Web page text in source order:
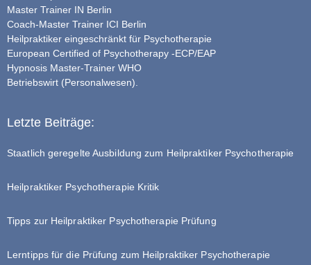
Master Trainer IN Berlin
Coach-Master Trainer ICI Berlin
Heilpraktiker eingeschränkt für Psychotherapie
European Certified of Psychotherapy -ECP/EAP
Hypnosis Master-Trainer WHO
Betriebswirt (Personalwesen).
Letzte Beiträge:
Staatlich geregelte Ausbildung zum Heilpraktiker Psychotherapie
Heilpraktiker Psychotherapie Kritik
Tipps zur Heilpraktiker Psychotherapie Prüfung
Lerntipps für die Prüfung zum Heilpraktiker Psychotherapie